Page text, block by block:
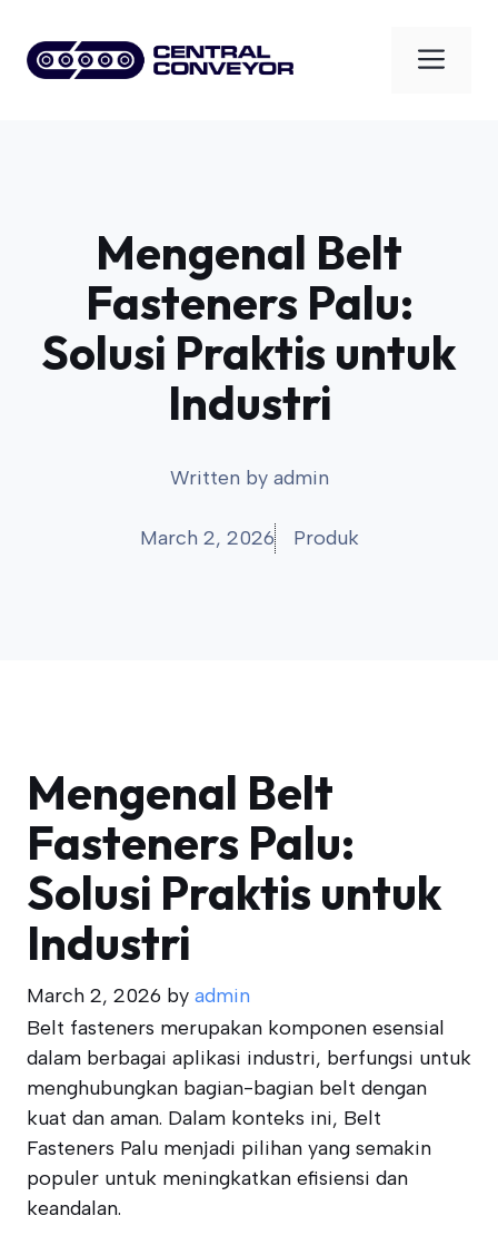
content
Mengenal Belt
Fasteners Palu:
Solusi Praktis untuk
Industri
Written by admin
March 2, 2026 Produk
Mengenal Belt
Fasteners Palu:
Solusi Praktis untuk
Industri
March 2, 2026 by admin
Belt fasteners merupakan komponen esensial
dalam berbagai aplikasi industri, berfungsi untuk
menghubungkan bagian-bagian belt dengan
kuat dan aman. Dalam konteks ini, Belt
Fasteners Palu menjadi pilihan yang semakin
populer untuk meningkatkan efisiensi dan
keandalan.